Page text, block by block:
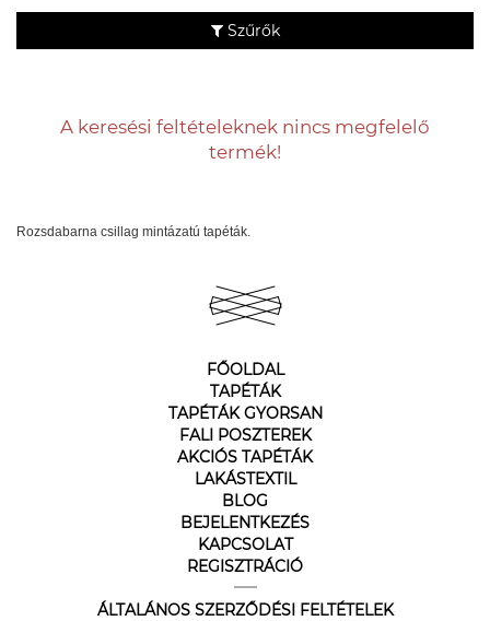
Szűrők
A keresési feltételeknek nincs megfelelő
termék!
Rozsdabarna csillag mintázatú tapéták.
FŐOLDAL
TAPÉTÁK
TAPÉTÁK GYORSAN
FALI POSZTEREK
AKCIÓS TAPÉTÁK
LAKÁSTEXTIL
BLOG
BEJELENTKEZÉS
KAPCSOLAT
REGISZTRÁCIÓ
ÁLTALÁNOS SZERZŐDÉSI FELTÉTELEK